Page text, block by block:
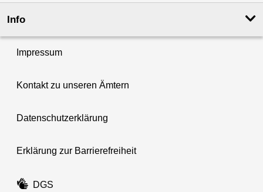
Info
Impressum
Kontakt zu unseren Ämtern
Datenschutzerklärung
Erklärung zur Barrierefreiheit
DGS